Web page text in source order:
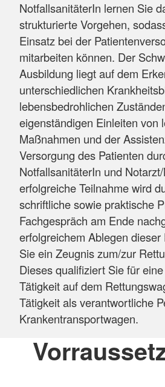
NotfallsanitäterIn lernen Sie
strukturierte Vorgehen,
Einsatz bei der
mitarbeiten können. Der
Ausbildung liegt auf dem
unterschiedlichen
lebensbedrohlichen
eigenständigen Einleiten von
Maßnahmen und der
Versorgung des Patienten
NotfallsanitäterIn und
erfolgreiche Teilnahme wird
schriftliche sowie praktische
Fachgespräch am Ende
erfolgreichem Ablegen dieser
Sie ein Zeugnis zum/zur
Dieses qualifiziert Sie für
Tätigkeit auf dem
Tätigkeit als verantwortliche
Krankentransportwagen.